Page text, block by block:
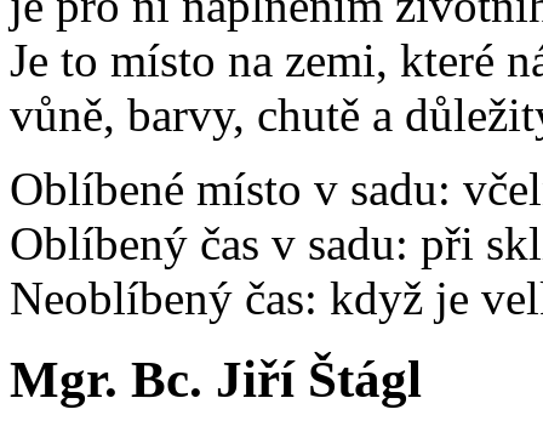
Je to místo na zemi, které
vůně, barvy, chutě a
Oblíbené místo v sadu:
Oblíbený čas v sadu: při
Neoblíbený čas: když je
Mgr. Bc. Jiří Štágl